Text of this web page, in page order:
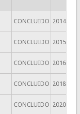
CONCLUIDO 2014
CONCLUIDO 2015
CONCLUIDO 2016
CONCLUIDO 2018
CONCLUIDO 2020